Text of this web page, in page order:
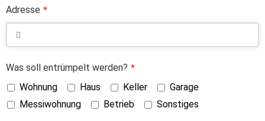
Adresse *
Was soll entrümpelt werden? *
Wohnung Haus Keller
Garage
Messiwohnung
Betrieb Sonstiges